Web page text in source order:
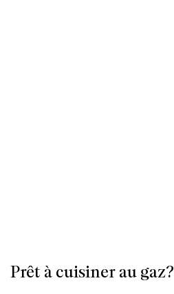
Prêt à cuisiner au gaz?